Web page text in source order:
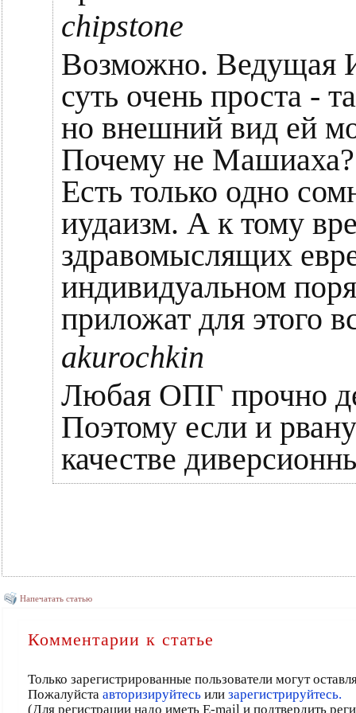
chipstone
Возможно. Ведущая
суть очень проста -
но внешний вид ей
Почему не Машиаха?
Есть только одно
иудаизм. А к тому
здравомыслящих
индивидуальном
приложат для этого
akurochkin
Любая ОПГ прочно
Поэтому если и
качестве
Напечатать статью
Комментарии к статье
Только зарегистрированные пользователи могут
Пожалуйста авторизируйтесьили зарегистрируйтесь.
(Для регистрации надо иметь E-mail и подтвердить